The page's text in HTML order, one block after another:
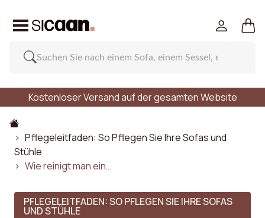
Kostenloser Versand auf der gesamten Website
Pflegeleitfaden: So Pflegen Sie Ihre Sofas und
Stühle
Wie reinigt man ein…
PFLEGELEITFADEN: SO PFLEGEN SIE IHRE SOFAS
UND STÜHLE